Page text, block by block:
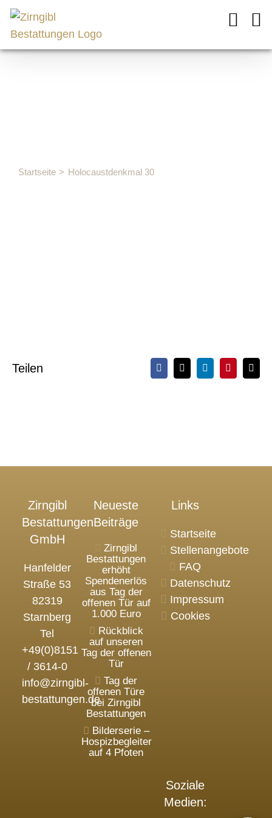
Zum
Startseite Holocaustdenkmal 30
Teilen Facebook
X LinkedInPinterest
E-
Mail
Zirngibl
Bestattungen
GmbH
Hanfelder
Straße 53
82319
Starnberg
Tel
+49(0)8151
/ 3614-0
info@zirngibl-
bestattungen.de
Neueste
Beiträge
Zirngibl
Bestattungen
erhöht
Spendenerlös
aus Tag der
offenen Tür auf
1.000 Euro
Rückblick
auf unseren
Tag der offenen
Tür
Tag der
offenen Türe
bei Zirngibl
Bestattungen
Bilderserie –
Hospizbegleiter
auf 4 Pfoten
Links
Startseite
Stellenangebote
FAQ
Datenschutz
Impressum
Cookies
Soziale
Medien: